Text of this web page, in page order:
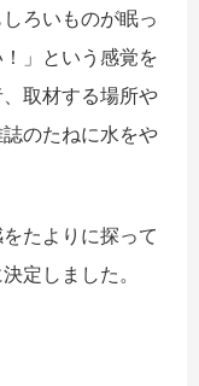
ろいものが眠っ
」という感覚を
取材する場所や
のたねに水をや
たよりに探って
定しました。